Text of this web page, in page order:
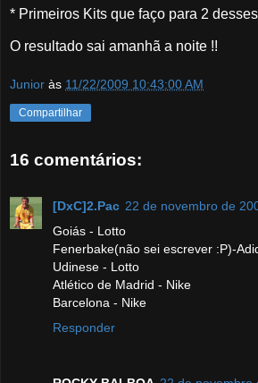
* Primeiros Kits que faço para 2
O resultado sai amanhã a noite !!
Junior às 11/22/2009 10:43:00 AM
Compartilhar
16 comentários:
[DxC]2.Pac 22 de novembro de
Goiás - Lotto
Fenerbake(não sei escrever :P)-
Udinese - Lotto
Atlético de Madrid - Nike
Barcelona - Nike
Responder